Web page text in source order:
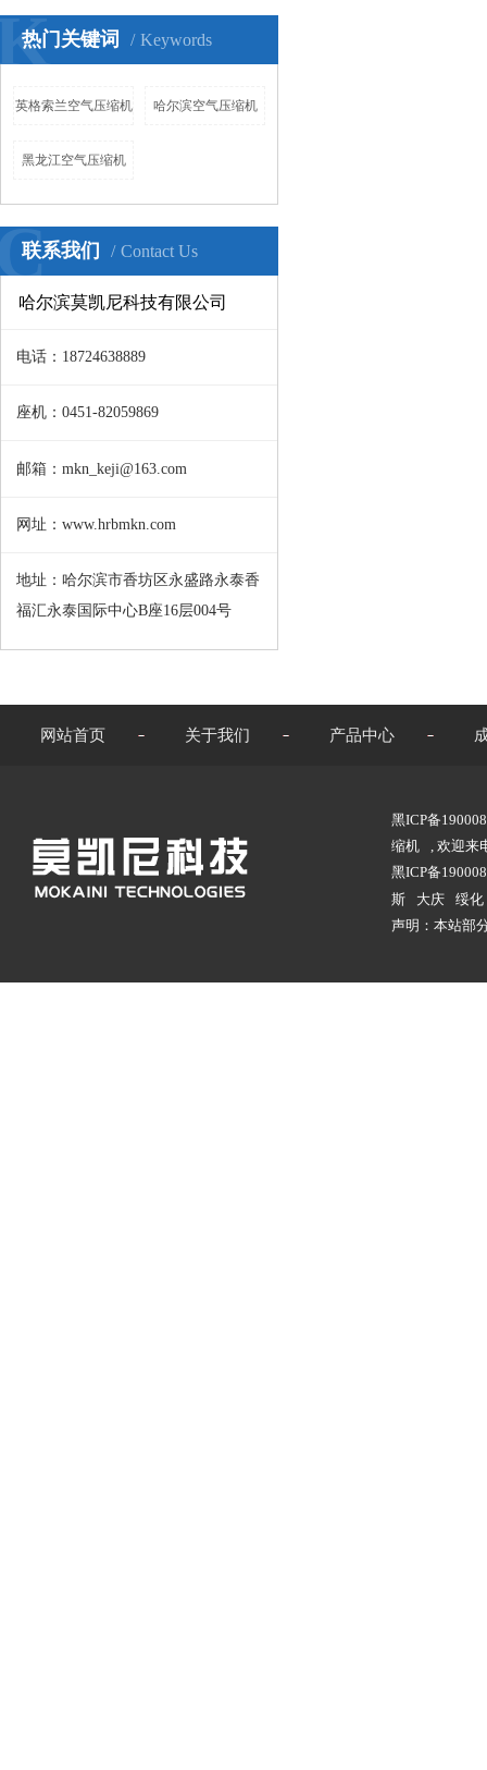
热门关键词 Keywords
英格索兰空气压缩机 哈尔滨空气压缩机
黑龙江空气压缩机
联系我们 Contact Us
哈尔滨莫凯尼科技有限公司
电话：18724638889
座机：0451-82059869
邮箱：mkn_keji@163.com
网址：www.hrbmkn.com
地址：哈尔滨市香坊区永盛路永泰香
福汇永泰国际中心B座16层004号
网站首页 关于我们 产品中心
黑ICP备
缩机
, 欢迎
黑ICP备
斯
大庆
绥化
声明：本站部